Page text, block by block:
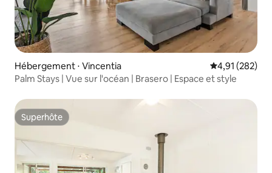
Hébergement ⋅ Vincentia Évaluation
4,91 (282)
Palm Stays | Vue sur l'océan | Brasero | Espace et style
Superhôte
Superhôte